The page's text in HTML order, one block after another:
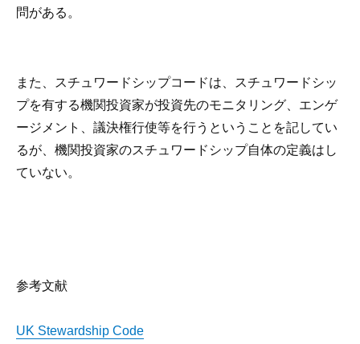
問がある。
また、スチュワードシップコードは、スチュワードシッ
プを有する機関投資家が投資先のモニタリング、エンゲ
ージメント、議決権行使等を行うということを記してい
るが、機関投資家のスチュワードシップ自体の定義はし
ていない。
参考文献
UK Stewardship Code